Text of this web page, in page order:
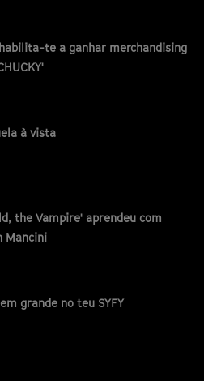
te a ganhar merchandising
à vista
the Vampire' aprendeu com
Mancini
grande no teu SYFY